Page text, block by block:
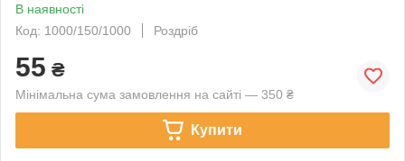
В наявності
Код: 1000/150/1000
Роздріб
55 ₴
Мінімальна сума замовлення на сайті — 350 ₴
Купити